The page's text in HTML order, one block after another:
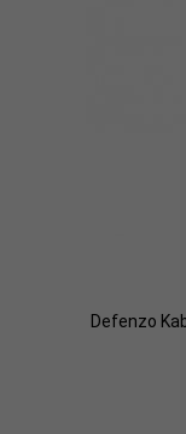
Defenzo